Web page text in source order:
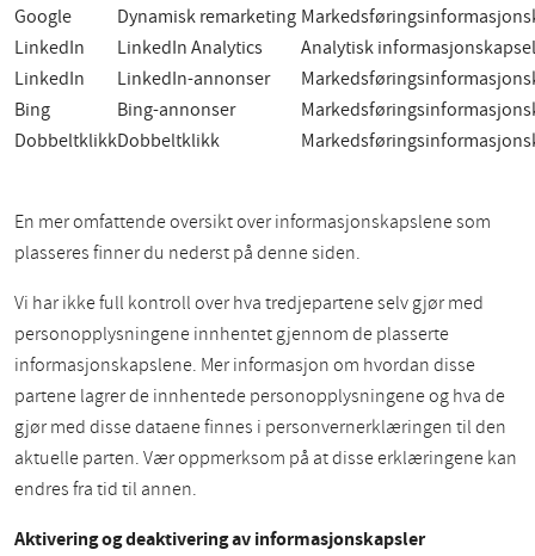
Google
Dynamisk remarketing
LinkedIn
LinkedIn Analytics
Analytisk informasjonskapsel
LinkedIn
LinkedIn-annonser
Bing
Bing-annonser
DobbeltklikkDobbeltklikk
En mer omfattende oversikt over informasjonskapslene som
plasseres finner du nederst på denne siden.
Vi har ikke full kontroll over hva tredjepartene selv gjør med
personopplysningene innhentet gjennom de plasserte
informasjonskapslene. Mer informasjon om hvordan disse
partene lagrer de innhentede personopplysningene og hva de
gjør med disse dataene finnes i personvernerklæringen til den
aktuelle parten. Vær oppmerksom på at disse erklæringene kan
endres fra tid til annen.
Aktivering og deaktivering av informasjonskapsler